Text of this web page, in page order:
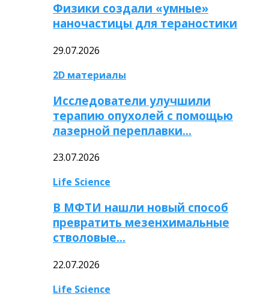
Физики создали «умные»
наночастицы для тераностики
29.07.2026
2D материалы
Исследователи улучшили
терапию опухолей с помощью
лазерной переплавки…
23.07.2026
Life Science
В МФТИ нашли новый способ
превратить мезенхимальные
стволовые…
22.07.2026
Life Science